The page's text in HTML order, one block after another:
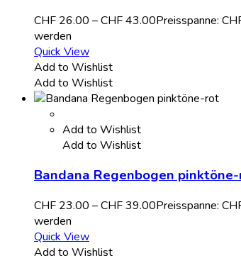
CHF 26.00 –CHF43.00Preisspanne:
werden
Quick View
Add to Wishlist
Add to Wishlist
Add to Wishlist
Add to Wishlist
Bandana Regenbogen
CHF 23.00 –CHF39.00Preisspanne:
werden
Quick View
Add to Wishlist